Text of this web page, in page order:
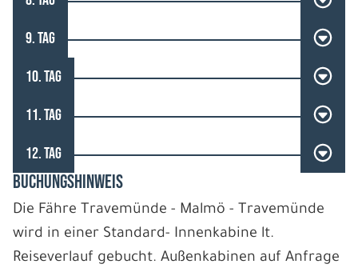
9. TAG
10. TAG
11. TAG
12. TAG
BUCHUNGSHINWEIS
Die Fähre Travemünde - Malmö - Travemünde
wird in einer Standard- Innenkabine lt.
Reiseverlauf gebucht. Außenkabinen auf Anfrage